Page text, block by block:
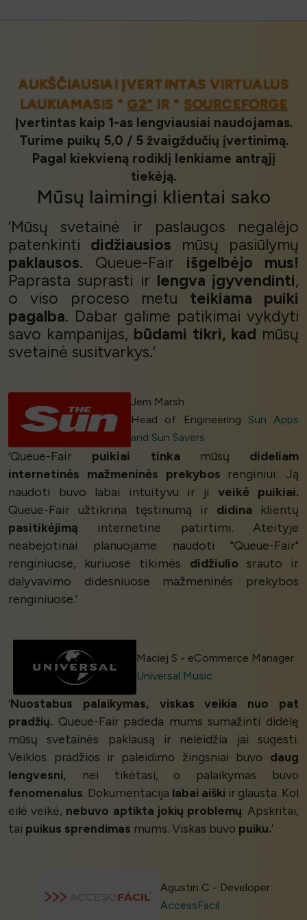
AUKŠČIAUSIAI ĮVERTINTAS VIRTUALUS
LAUKIAMASIS "G2" IR " SOURCEFORGE
Įvertintas kaip 1-as lengviausiai naudojamas.
Turime puikų 5,0 / 5 žvaigždučių įvertinimą.
Pagal kiekvieną rodiklį lenkiame antrąjį
tiekėją.
Mūsų laimingi klientai sako
‘Mūsų svetainė ir paslaugos negalėjo
patenkinti didžiausios mūsų pasiūlymų
paklausos. Queue-Fair išgelbėjo mus!
Paprasta suprasti ir lengva įgyvendinti,
o viso proceso metu teikiama puiki
pagalba. Dabar galime patikimai vykdyti
savo kampanijas, būdami tikri, kad mūsų
svetainė susitvarkys.’
Jem Marsh
Head of Engineering Sun Apps
and Sun Savers
‘Queue-Fair puikiai tinkamūsų dideliam
internetinės mažmeninės prekybos renginiui. Ją
naudoti buvo labai intuityvu ir ji veikė puikiai.
Queue-Fair užtikrina tęstinumą ir didina klientų
pasitikėjimą internetine patirtimi. Ateityje
neabejotinai planuojame naudoti "Queue-Fair"
renginiuose, kuriuose tikimės didžiuliosrauto ir
dalyvavimo didesniuose mažmeninės prekybos
renginiuose.’
Maciej S - eCommerce Manager
Universal Music
‘Nuostabus palaikymas, viskas veikia nuo pat
pradžių. Queue-Fair padeda mums sumažinti didelę
mūsų svetainės paklausą ir neleidžia jai sugesti.
Veiklos pradžios ir paleidimo žingsniai buvo daug
lengvesni, nei tikėtasi, o palaikymas buvo
fenomenalus. Dokumentacija labai aiški ir glausta. Kol
eilė veikė, nebuvo aptikta jokių problemų. Apskritai,
tai puikus sprendimas mums. Viskas buvo puiku.’
Agustin C - Developer
AccessFacil